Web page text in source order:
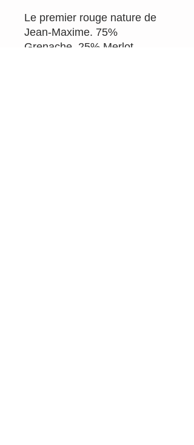
Le premier rouge nature de
Jean-Maxime. 75%
Grenache, 25% Merlot.